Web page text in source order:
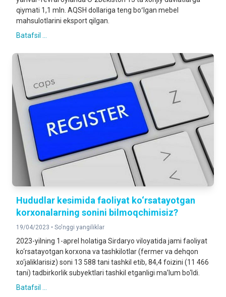
qiymati 1,1 mln. AQSH dollariga teng boʻlgan mebel
mahsulotlarini eksport qilgan.
Batafsil ...
Hududlar kesimida faoliyat ko‘rsatayotgan
korxonalarning sonini bilmoqchimisiz?
19/04/2023 • So'nggi yangiliklar
2023-yilning 1-aprel holatiga Sirdaryo viloyatida jami faoliyat
ko‘rsatayotgan korxona va tashkilotlar (fermer va dehqon
xo‘jaliklarisiz) soni 13 588 tani tashkil etib, 84,4 foizini (11 466
tani) tadbirkorlik subyektlari tashkil etganligi ma’lum bo‘ldi.
Batafsil ...